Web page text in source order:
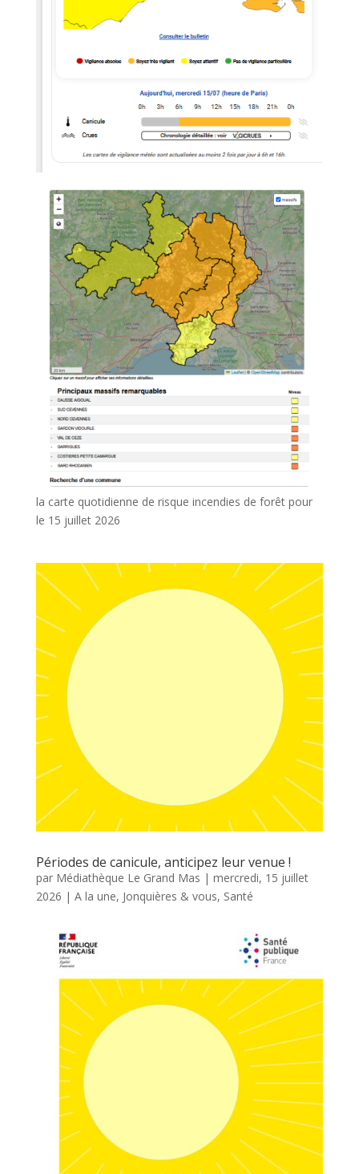
la carte quotidienne de risque incendies de forêt pour
le 15 juillet 2026
Périodes de canicule, anticipez leur venue !
par Médiathèque Le Grand Mas | mercredi, 15 juillet
2026 | A la une, Jonquières & vous, Santé